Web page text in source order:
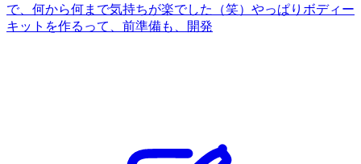
で、何から何まで気持ちが楽でした（笑）やっぱりボディー
キットを作るって、前準備も、開発